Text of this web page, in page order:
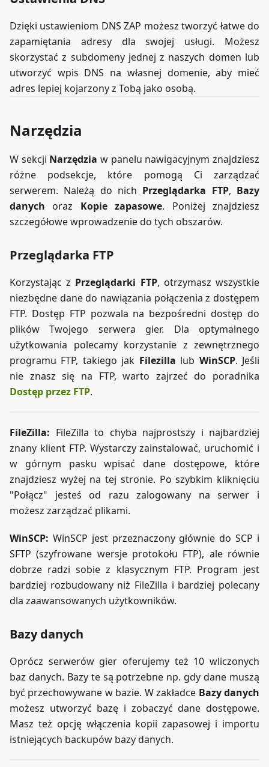
Dzięki ustawieniom DNS ZAP możesz tworzyć łatwe do
zapamiętania adresy dla swojej usługi. Możesz
skorzystać z subdomeny jednej z naszych domen lub
utworzyć wpis DNS na własnej domenie, aby mieć
adres lepiej kojarzony z Tobą jako osobą.
Narzędzia
W sekcji Narzędzia w panelu nawigacyjnym znajdziesz
różne podsekcje, które pomogą Ci zarządzać
serwerem. Należą do nich Przeglądarka FTP, Bazy
danych oraz Kopie zapasowe. Poniżej znajdziesz
szczegółowe wprowadzenie do tych obszarów.
Przeglądarka FTP
Korzystając z Przeglądarki FTP, otrzymasz wszystkie
niezbędne dane do nawiązania połączenia z dostępem
FTP. Dostęp FTP pozwala na bezpośredni dostęp do
plików Twojego serwera gier. Dla optymalnego
użytkowania polecamy korzystanie z zewnętrznego
programu FTP, takiego jak Filezilla lub WinSCP. Jeśli
nie znasz się na FTP, warto zajrzeć do poradnika
Dostęp przez FTP.
FileZilla: FileZilla to chyba najprostszy i najbardziej
znany klient FTP. Wystarczy zainstalować, uruchomić i
w górnym pasku wpisać dane dostępowe, które
znajdziesz wyżej na tej stronie. Po szybkim kliknięciu
"Połącz" jesteś od razu zalogowany na serwer i
możesz zarządzać plikami.
WinSCP: WinSCP jest przeznaczony głównie do SCP i
SFTP (szyfrowane wersje protokołu FTP), ale równie
dobrze radzi sobie z klasycznym FTP. Program jest
bardziej rozbudowany niż FileZilla i bardziej polecany
dla zaawansowanych użytkowników.
Bazy danych
Oprócz serwerów gier oferujemy też 10 wliczonych
baz danych. Bazy te są potrzebne np. gdy dane muszą
być przechowywane w bazie. W zakładce Bazy danych
możesz utworzyć bazę i zobaczyć dane dostępowe.
Masz też opcję włączenia kopii zapasowej i importu
istniejących backupów bazy danych.